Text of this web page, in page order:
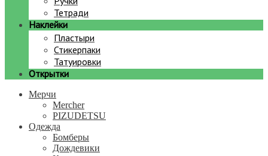
Тетради
Наклейки
Пластыри
Стикерпаки
Татуировки
Открытки
Мерчи
Mercher
PIZUDETSU
Одежда
Бомберы
Дождевики